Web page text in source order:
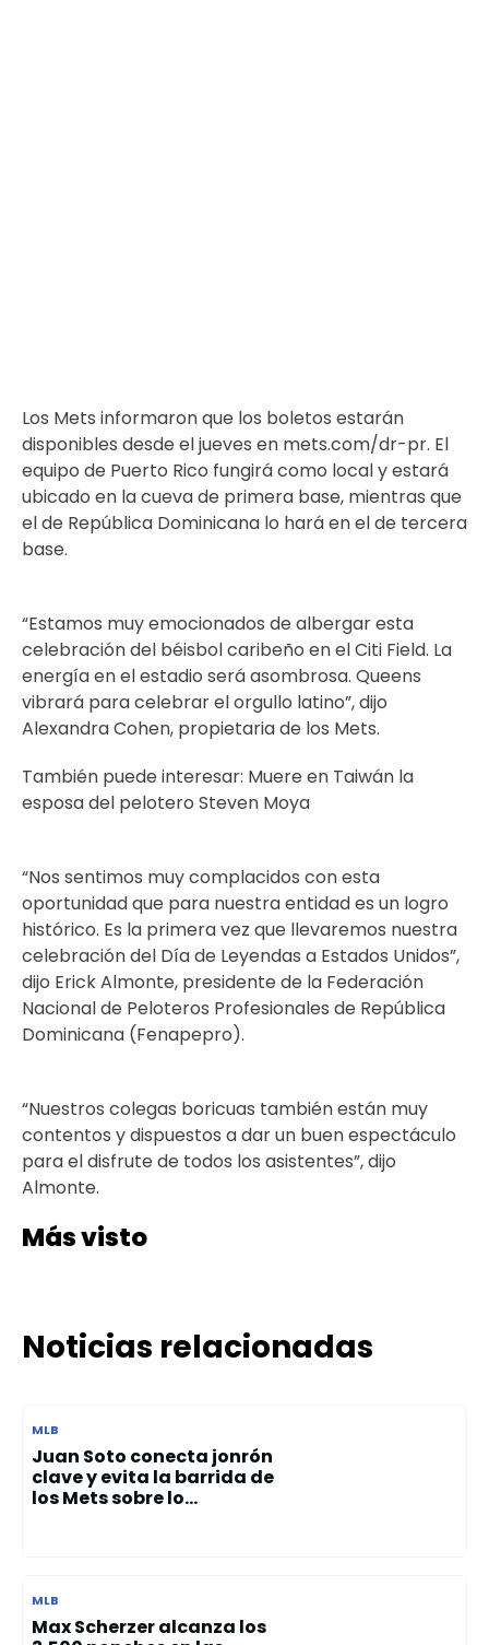
Los Mets informaron que los boletos estarán
disponibles desde el jueves en mets.com/dr-pr. El
equipo de Puerto Rico fungirá como local y estará
ubicado en la cueva de primera base, mientras que
el de República Dominicana lo hará en el de tercera
base.
“Estamos muy emocionados de albergar esta
celebración del béisbol caribeño en el Citi Field. La
energía en el estadio será asombrosa. Queens
vibrará para celebrar el orgullo latino”, dijo
Alexandra Cohen, propietaria de los Mets.
También puede interesar: Muere en Taiwán la
esposa del pelotero Steven Moya
“Nos sentimos muy complacidos con esta
oportunidad que para nuestra entidad es un logro
histórico. Es la primera vez que llevaremos nuestra
celebración del Día de Leyendas a Estados Unidos”,
dijo Erick Almonte, presidente de la Federación
Nacional de Peloteros Profesionales de República
Dominicana (Fenapepro).
“Nuestros colegas boricuas también están muy
contentos y dispuestos a dar un buen espectáculo
para el disfrute de todos los asistentes”, dijo
Almonte.
Más visto
Noticias relacionadas
MLB
Juan Soto conecta jonrón
clave y evita la barrida de
los Mets sobre lo...
MLB
Max Scherzer alcanza los